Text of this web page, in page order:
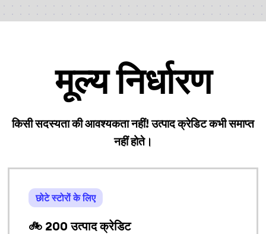
मूल्य निर्धारण
किसी सदस्यता की आवश्यकता नहीं! उत्पाद क्रेडिट कभी समाप्त
नहीं होते।
छोटे स्टोरों के लिए
🚲 200 उत्पाद क्रेडिट